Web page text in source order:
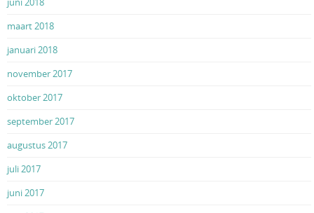
maart 2018
januari 2018
november 2017
oktober 2017
september 2017
augustus 2017
juli 2017
juni 2017